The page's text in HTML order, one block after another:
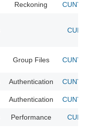
Reckoning CUNY
Group Files CUNY
Authentication CUNY
Authentication CUNY
Performance